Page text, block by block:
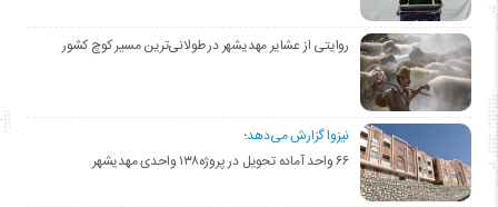
روایتی از عشایر مهدیشهر در طولانی‌ترین مسیر کوچ کشور
نیزوا گزارش می‌دهد؛
۶۶ واحد آماده تحویل در پروژه۱۳۸ واحدی مهدیشهر